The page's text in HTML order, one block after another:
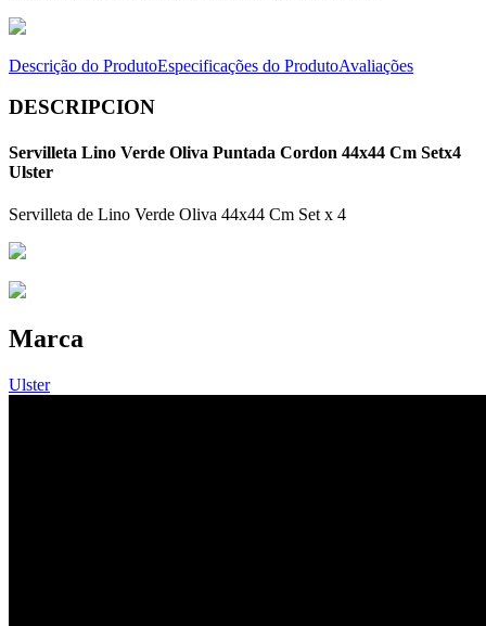
Descrição do ProdutoEspecificações do ProdutoAvaliações
DESCRIPCION
Servilleta Lino Verde Oliva Puntada Cordon 44x44 Cm Setx4
Ulster
Servilleta de Lino Verde Oliva 44x44 Cm Set x 4
Marca
Ulster